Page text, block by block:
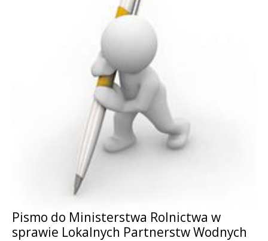
Pismo do Ministerstwa Rolnictwa w
sprawie Lokalnych Partnerstw Wodnych